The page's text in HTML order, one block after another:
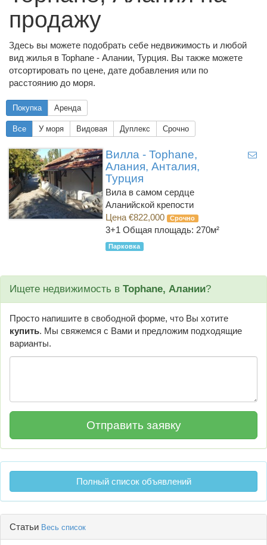
продажу
Здесь вы можете подобрать себе недвижимость и любой
вид жилья в Tophane - Алании, Турция. Вы также можете
отсортировать по цене, дате добавления или по
расстоянию до моря.
Покупка Аренда
Все У моря Видовая Дуплекс Срочно
Вилла - Tophane,
Алания, Анталия,
Турция
Вила в самом сердце
Аланийской крепости
Цена €822,000
Срочно
3+1 Общая площадь: 270м²
Парковка
Ищете недвижимость в Tophane, Алании?
Просто напишите в свободной форме, что Вы хотите
купить. Мы свяжемся с Вами и предложим подходящие
варианты.
Полный список объявлений
Статьи Весь список